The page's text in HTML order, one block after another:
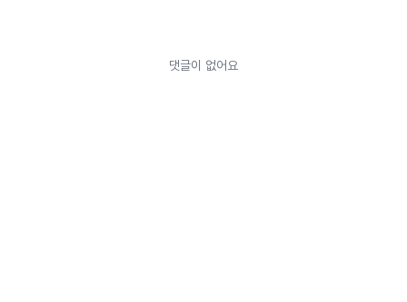
댓글이 없어요